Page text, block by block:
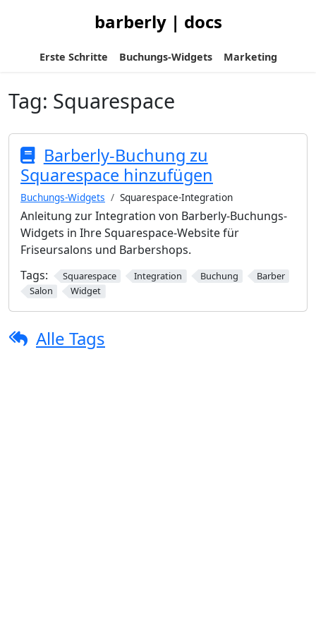
barberly | docs
Erste Schritte Buchungs-Widgets Marketing
Tag: Squarespace
Barberly-Buchung zu
Squarespace hinzufügen
Buchungs-Widgets Squarespace-Integration
Anleitung zur Integration von Barberly-Buchungs-
Widgets in Ihre Squarespace-Website für
Friseursalons und Barbershops.
Tags:
Squarespace Integration Buchung
Barber
Salon
Widget
Alle Tags